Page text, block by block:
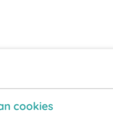
cookies